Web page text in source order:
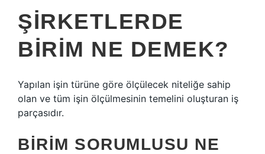
ŞIRKETLERDE
BIRIM NE DEMEK?
Yapılan işin türüne göre ölçülecek niteliğe sahip
olan ve tüm işin ölçülmesinin temelini oluşturan iş
parçasıdır.
BIRIM SORUMLUSU NE